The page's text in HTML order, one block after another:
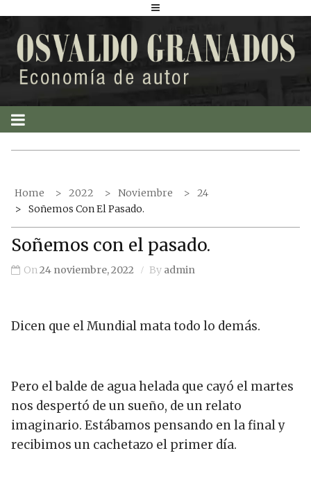
Home 2022 Noviembre
24
Soñemos Con El Pasado.
Soñemos con el pasado.
On 24 noviembre, 2022 By admin
Dicen que el Mundial mata todo lo demás.
Pero el balde de agua helada que cayó el martes
nos despertó de un sueño, de un relato
imaginario. Estábamos pensando en la final y
recibimos un cachetazo el primer día.